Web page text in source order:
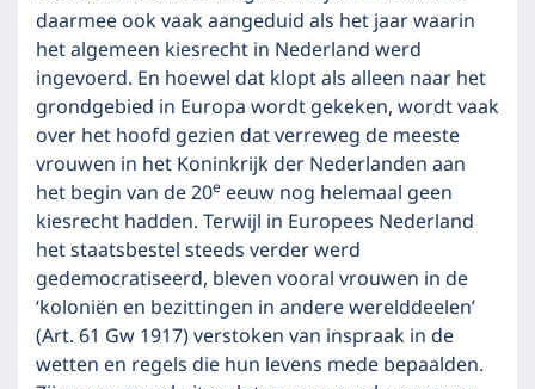
daarmee ook vaak aangeduid als het jaar waarin
het algemeen kiesrecht in Nederland werd
ingevoerd. En hoewel dat klopt als alleen naar het
grondgebied in Europa wordt gekeken, wordt vaak
over het hoofd gezien dat verreweg de meeste
vrouwen in het Koninkrijk der Nederlanden aan
het begin van de 20e eeuw nog helemaal geen
kiesrecht hadden. Terwijl in Europees Nederland
het staatsbestel steeds verder werd
gedemocratiseerd, bleven vooral vrouwen in de
‘koloniën en bezittingen in andere werelddeelen’
(Art. 61 Gw 1917) verstoken van inspraak in de
wetten en regels die hun levens mede bepaalden.